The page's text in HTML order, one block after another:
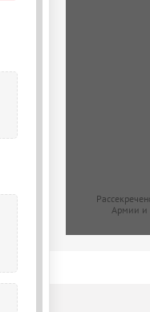
Армии и